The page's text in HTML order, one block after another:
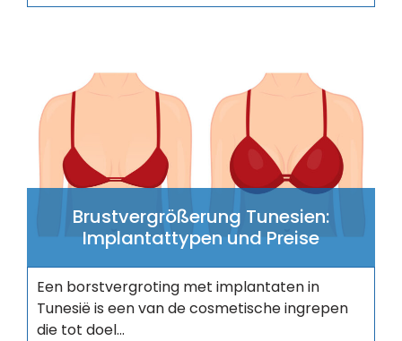
Brustvergrößerung Tunesien:
Implantattypen und Preise
Een borstvergroting met implantaten in
Tunesië is een van de cosmetische ingrepen
die tot doel...